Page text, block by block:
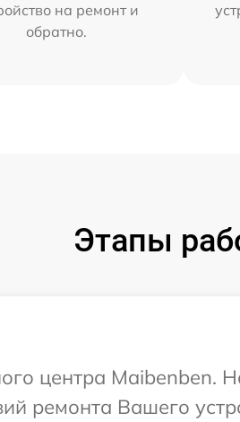
на ремонт и
обратно.
Этапы
центра Maibenben.
ремонта Вашего